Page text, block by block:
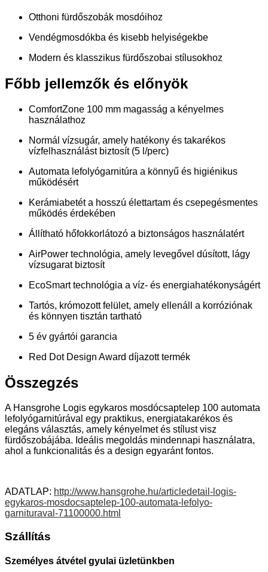
Otthoni fürdőszobák mosdóihoz
Vendégmosdókba és kisebb helyiségekbe
Modern és klasszikus fürdőszobai stílusokhoz
Főbb jellemzők és előnyök
ComfortZone 100 mm magasság a kényelmes
használathoz
Normál vízsugár, amely hatékony és takarékos
vízfelhasználást biztosít (5 l/perc)
Automata lefolyógarnitúra a könnyű és higiénikus
működésért
Kerámiabetét a hosszú élettartam és csepegésmentes
működés érdekében
Állítható hőfokkorlátozó a biztonságos használatért
AirPower technológia, amely levegővel dúsított, lágy
vízsugarat biztosít
EcoSmart technológia a víz- és energiahatékonyságért
Tartós, krómozott felület, amely ellenáll a korróziónak
és könnyen tisztán tartható
5 év gyártói garancia
Red Dot Design Award díjazott termék
Összegzés
A Hansgrohe Logis egykaros mosdócsaptelep 100 automata
lefolyógarnitúrával egy praktikus, energiatakarékos és
elegáns választás, amely kényelmet és stílust visz
fürdőszobájába. Ideális megoldás mindennapi használatra,
ahol a funkcionalitás és a design egyaránt fontos.
ADATLAP: http://www.hansgrohe.hu/articledetail-logis-
egykaros-mosdocsaptelep-100-automata-lefolyo-
garnituraval-71100000.html
Szállítás
Személyes átvétel gyulai üzletünkben